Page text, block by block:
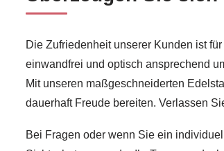
Die Zufriedenheit unserer Kunden ist
einwandfrei und optisch ansprechend
Mit unseren maßgeschneiderten
dauerhaft Freude bereiten. Verlassen
Bei Fragen oder wenn Sie ein